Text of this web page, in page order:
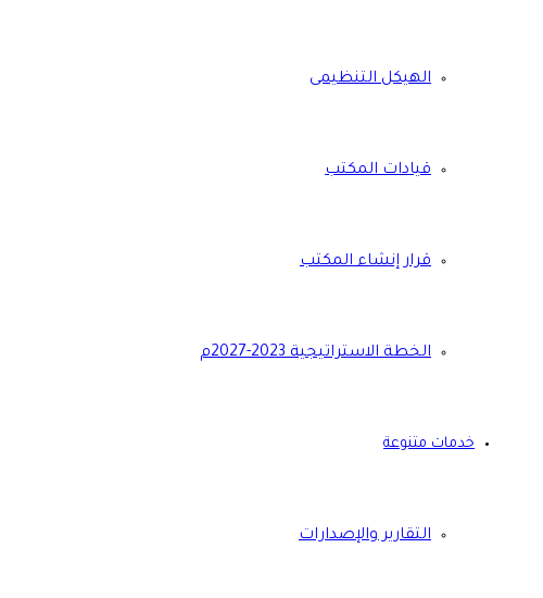
الهيكل التنظيمى
قيادات المكتب
قرار إنشاء المكتب
الخطة الاستراتيجية 2023-2027م
خدمات متنوعة
التقارير والإصدارات